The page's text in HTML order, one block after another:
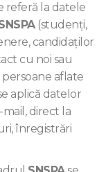
referă la datele
(studenţi,
candidaţilor
cu noi sau
persoane aflate
aplică datelor
direct la
înregistrări